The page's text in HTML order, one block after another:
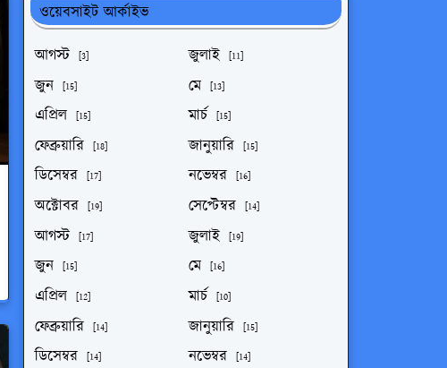
ওয়েবসাইট আর্কাইভ
আগস্ট
[3] জুলাই [11]
জুন [15] মে [13]
এপ্রিল [15] মার্চ [15]
ফেব্রুয়ারি [18] জানুয়ারি [15]
ডিসেম্বর [17] নভেম্বর [16]
অক্টোবর [19] সেপ্টেম্বর [14]
আগস্ট [17] জুলাই [19]
জুন [15] মে [16]
এপ্রিল [12] মার্চ [10]
ফেব্রুয়ারি [14] জানুয়ারি [15]
ডিসেম্বর [14] নভেম্বর [14]